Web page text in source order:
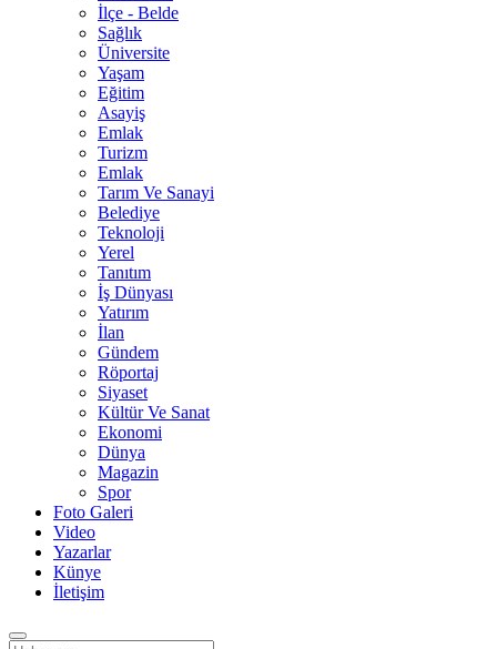
İlçe - Belde
Sağlık
Üniversite
Yaşam
Eğitim
Asayiş
Emlak
Turizm
Emlak
Tarım Ve Sanayi
Belediye
Teknoloji
Yerel
Tanıtım
İş Dünyası
Yatırım
İlan
Gündem
Röportaj
Siyaset
Kültür Ve Sanat
Ekonomi
Dünya
Magazin
Spor
Foto Galeri
Video
Yazarlar
Künye
İletişim